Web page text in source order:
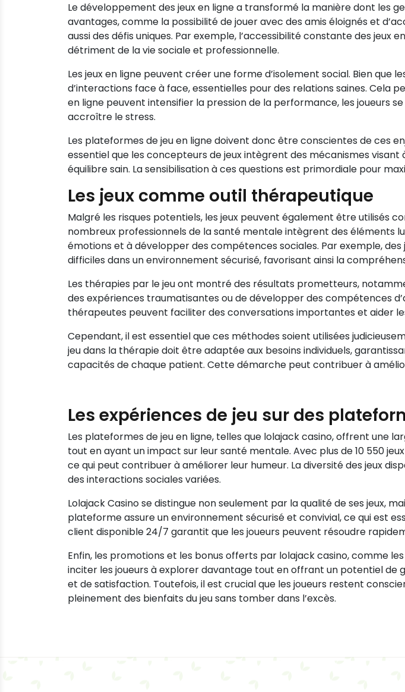
Le développement des jeux en ligne a transformé la manière dont les
avantages, comme la possibilité de jouer avec des amis éloignés et
aussi des défis uniques. Par exemple, l’accessibilité constante des jeux
détriment de la vie sociale et professionnelle.
Les jeux en ligne peuvent créer une forme d’isolement social. Bien
d’interactions face à face, essentielles pour des relations saines. Cela
en ligne peuvent intensifier la pression de la performance, les joueurs
accroître le stress.
Les plateformes de jeu en ligne doivent donc être conscientes de ces
essentiel que les concepteurs de jeux intègrent des mécanismes
équilibre sain. La sensibilisation à ces questions est primordiale pour
Les jeux comme outil thérapeutique
Malgré les risques potentiels, les jeux peuvent également être utilisés
nombreux professionnels de la santé mentale intègrent des éléments
émotions et à développer des compétences sociales. Par exemple,
difficiles dans un environnement sécurisé, favorisant ainsi la
Les thérapies par le jeu ont montré des résultats prometteurs,
des expériences traumatisantes ou de développer des compétences
thérapeutes peuvent faciliter des conversations importantes et aider
Cependant, il est essentiel que ces méthodes soient utilisées
jeu dans la thérapie doit être adaptée aux besoins individuels,
capacités de chaque patient. Cette démarche peut contribuer à
Les expériences de jeu sur des
Les plateformes de jeu en ligne, telles que lolajack casino, offrent une
tout en ayant un impact sur leur santé mentale. Avec plus de 10 550
ce qui peut contribuer à améliorer leur humeur. La diversité des jeux
des interactions sociales variées.
Lolajack Casino se distingue non seulement par la qualité de ses jeux,
plateforme assure un environnement sécurisé et convivial, ce qui est
client disponible 24/7 garantit que les joueurs peuvent résoudre
Enfin, les promotions et les bonus offerts par lolajack casino, comme
inciter les joueurs à explorer davantage tout en offrant un potentiel
et de satisfaction. Toutefois, il est crucial que les joueurs restent
pleinement des bienfaits du jeu sans tomber dans l’excès.